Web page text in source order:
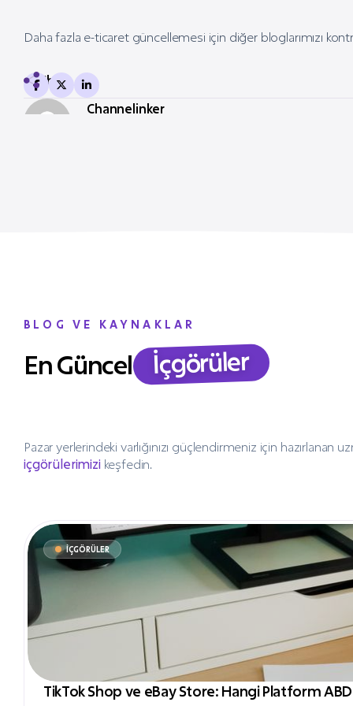
Daha fazla e-ticaret güncellemesi için diğer bloglarımızı
Share
Channelinker
BLOG VE KAYNAKLAR
En Güncel İçgörüler
Pazar yerlerindeki varlığınızı güçlendirmeniz için
içgörülerimizikeşfedin.
İÇGÖRÜLER
TikTok Shop ve eBay Store: Hangi Platform ABD